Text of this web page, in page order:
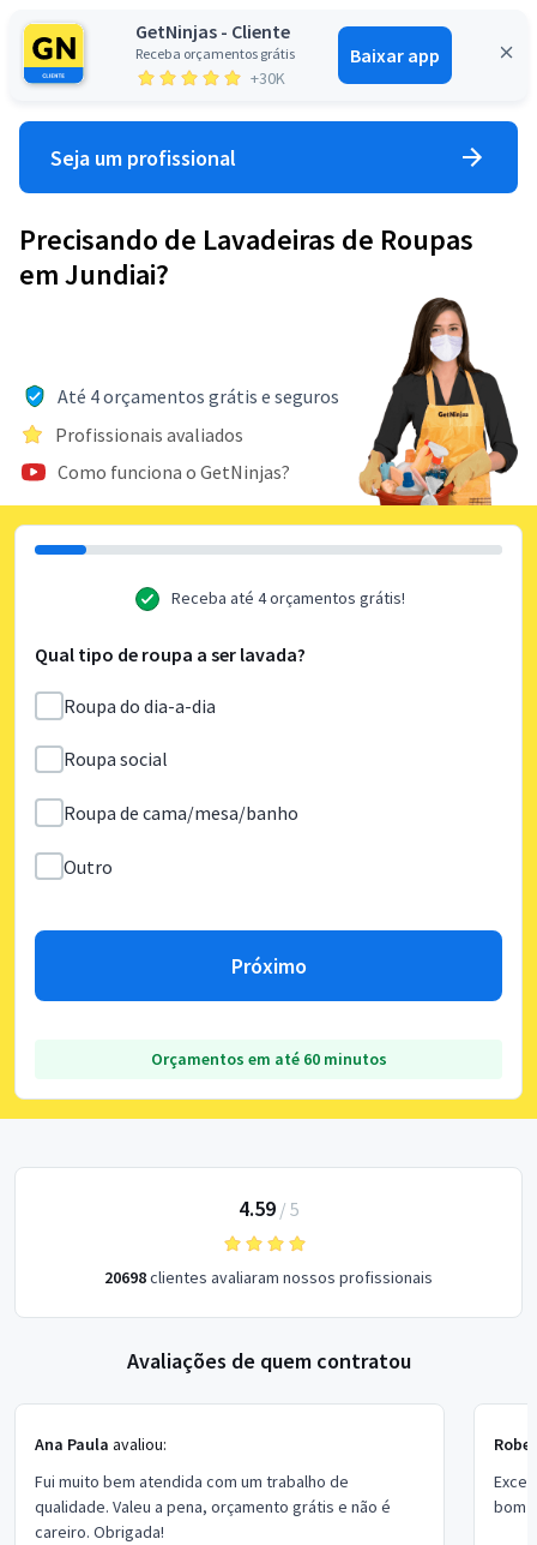
GetNinjas - Cliente
Receba orçamentos grátis
+30K
Baixar app
Entrar
Seja um profissional
Precisando de Lavadeiras de Roupas
em Jundiai?
Até 4 orçamentos grátis e seguros
Profissionais avaliados
Como funciona o GetNinjas?
Receba até 4 orçamentos grátis!
Qual tipo de roupa a ser lavada?
Roupa do dia-a-dia
Roupa social
Roupa de cama/mesa/banho
Outro
Próximo
Orçamentos em até 60 minutos
4.59/ 5
20698clientes avaliaram nossos profissionais
Avaliações de quem contratou
Ana Paula avaliou:
Fui muito bem atendida com um trabalho de
qualidade. Valeu a pena, orçamento grátis e não é
careiro. Obrigada!
bom